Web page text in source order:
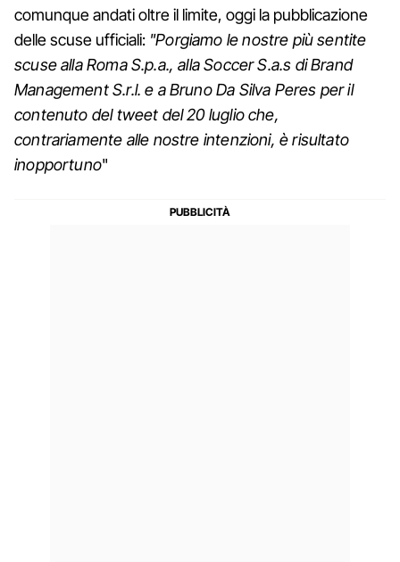
comunque andati oltre il limite, oggi la pubblicazione
delle scuse ufficiali: "Porgiamo le nostre più sentite
scuse alla Roma S.p.a., alla Soccer S.a.s di Brand
Management S.r.l. e a Bruno Da Silva Peres per il
contenuto del tweet del 20 luglio che,
contrariamente alle nostre intenzioni, è risultato
inopportuno"